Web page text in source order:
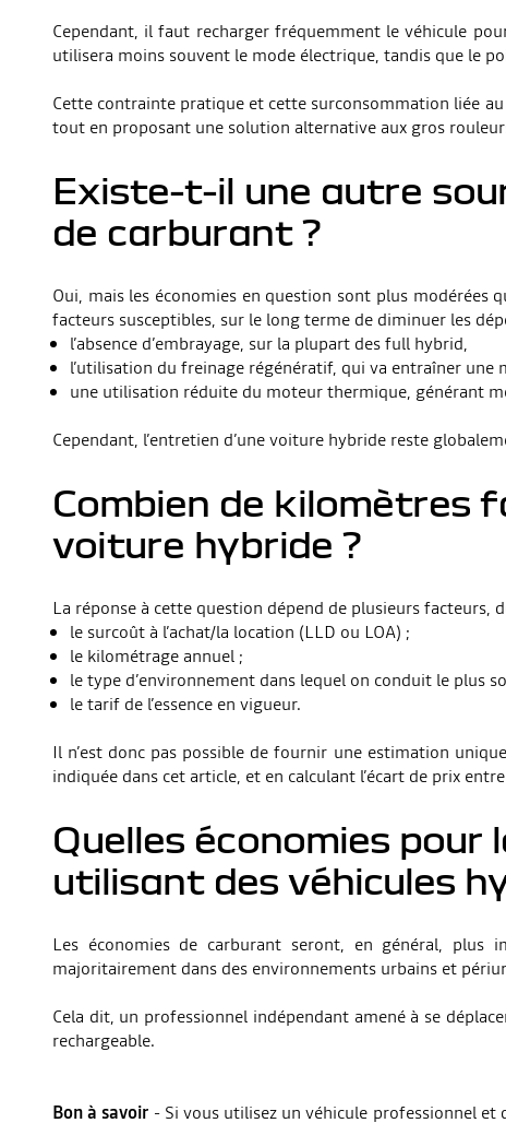
Cependant, il faut recharger fréquemment le véhicule
utilisera moins souvent le mode électrique, tandis que le
Cette contrainte pratique et cette surconsommation liée
tout en proposant une solution alternative aux gros
Existe-t-il une autre
de carburant ?
Oui, mais les économies en question sont plus modérées
facteurs susceptibles, sur le long terme de diminuer les
l’absence d’embrayage, sur la plupart des full hybrid,
l’utilisation du freinage régénératif, qui va entraîner
une utilisation réduite du moteur thermique, générant
Cependant, l’entretien d’une voiture hybride reste
Combien de kilomètres
voiture hybride ?
La réponse à cette question dépend de plusieurs facteurs,
le surcoût à l’achat/la location (LLD ou LOA) ;
le kilométrage annuel ;
le type d’environnement dans lequel on conduit le plus
le tarif de l’essence en vigueur.
Il n’est donc pas possible de fournir une estimation
indiquée dans cet article, et en calculant l’écart de prix
Quelles économies
utilisant des véhicules
Les économies de carburant seront, en général,
majoritairement dans des environnements urbains et
Cela dit, un professionnel indépendant amené à se
rechargeable.
Bon à savoir - Si vous utilisez un véhicule professionnel